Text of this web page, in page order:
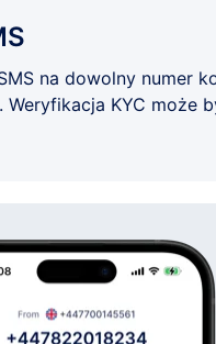
na dowolny numer
KYC może